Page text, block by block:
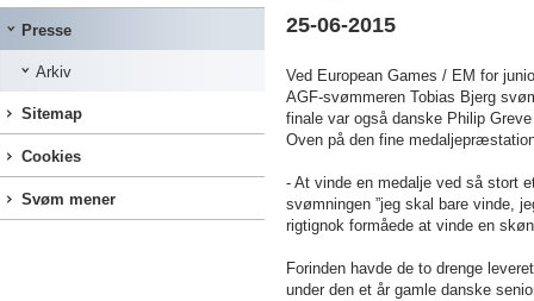
Presse
Arkiv
Sitemap
Cookies
Svøm mener
25-06-2015
Ved European Games / EM for
AGF-svømmeren Tobias Bjerg
finale var også danske Philip
Oven på den fine
- At vinde en medalje ved så stort
svømningen ”jeg skal bare vinde,
rigtignok formåede at vinde en
Forinden havde de to drenge
under den et år gamle danske